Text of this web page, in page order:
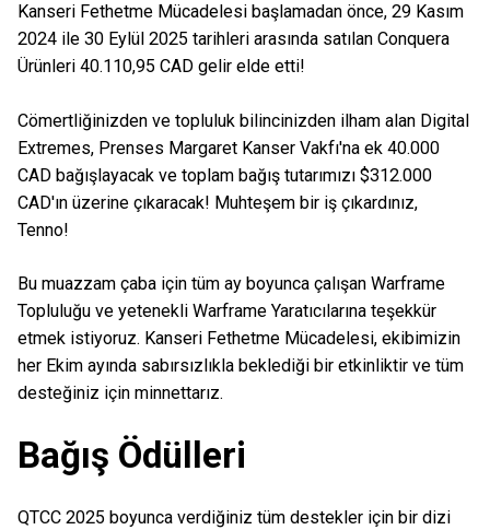
Kanseri Fethetme Mücadelesi başlamadan önce, 29 Kasım
2024 ile 30 Eylül 2025 tarihleri arasında satılan Conquera
Ürünleri 40.110,95 CAD gelir elde etti!
Cömertliğinizden ve topluluk bilincinizden ilham alan Digital
Extremes, Prenses Margaret Kanser Vakfı'na ek 40.000
CAD bağışlayacak ve toplam bağış tutarımızı $312.000
CAD'ın üzerine çıkaracak! Muhteşem bir iş çıkardınız,
Tenno!
Bu muazzam çaba için tüm ay boyunca çalışan Warframe
Topluluğu ve yetenekli Warframe Yaratıcılarına teşekkür
etmek istiyoruz. Kanseri Fethetme Mücadelesi, ekibimizin
her Ekim ayında sabırsızlıkla beklediği bir etkinliktir ve tüm
desteğiniz için minnettarız.
Bağış Ödülleri
QTCC 2025 boyunca verdiğiniz tüm destekler için bir dizi